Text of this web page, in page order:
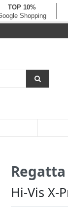
Regatta
Hi-Vis X-